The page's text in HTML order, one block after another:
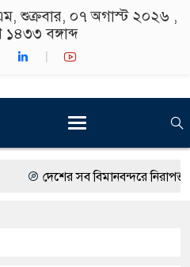
, শুক্রবার, ০৭ অগাস্ট ২০২৬ ,
১৪৩৩ বঙ্গাব্দ
দেশের সব বিমানবন্দরে নিরাপত্তা